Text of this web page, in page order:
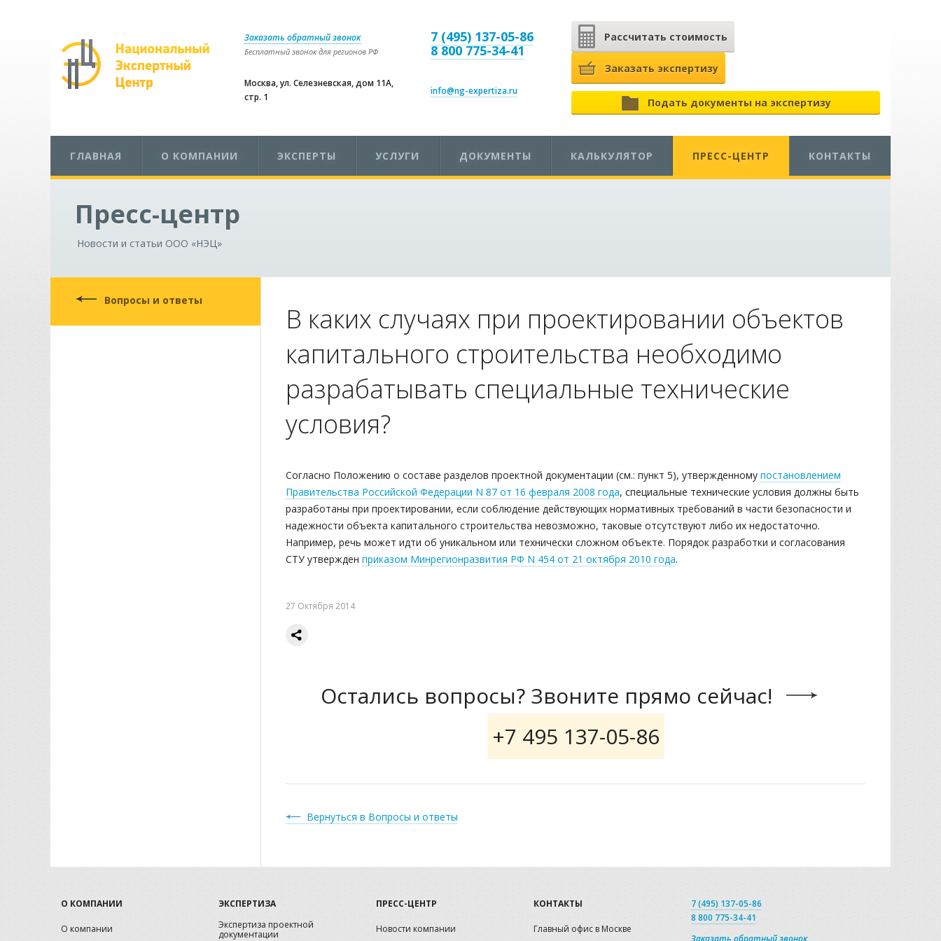
Рассчитать стоимость
Заказать экспертизу
Подать документы на экспертизу
Заказать обратный звонок
Бесплатный звонок для регионов РФ
Москва, ул. Селезневская, дом 11А,
стр. 1
7 (495) 137-05-86
8 800 775-34-41
info@ng-expertiza.ru
ГЛАВНАЯ О КОМПАНИИ ЭКСПЕРТЫ УСЛУГИ ДОКУМЕНТЫ КАЛЬКУЛЯТОР ПРЕСС-ЦЕНТР КОНТАКТЫ
Пресс-центр
Новости и статьи ООО «НЭЦ»
Вопросы и ответы
В каких случаях при проектировании объектов
капитального строительства необходимо
разрабатывать специальные технические
условия?
Согласно Положению о составе разделов проектной документации (см.: пункт 5), утвержденному постановлением
Правительства Российской Федерации N 87 от 16 февраля 2008 года, специальные технические условия должны быть
разработаны при проектировании, если соблюдение действующих нормативных требований в части безопасности и
надежности объекта капитального строительства невозможно, таковые отсутствуют либо их недостаточно.
Например, речь может идти об уникальном или технически сложном объекте. Порядок разработки и согласования
СТУ утвержден приказом Минрегионразвития РФ N 454 от 21 октября 2010 года.
27 Октября 2014
Остались вопросы? Звоните прямо сейчас!
+7 495 137-05-86
Вернуться в Вопросы и ответы
О КОМПАНИИ
О компании
ЭКСПЕРТИЗА
Экспертиза проектной
документации
ПРЕСС-ЦЕНТР
Новости компании
КОНТАКТЫ
Главный офис в Москве
7 (495) 137-05-86
8 800 775-34-41
Заказать обратный звонок